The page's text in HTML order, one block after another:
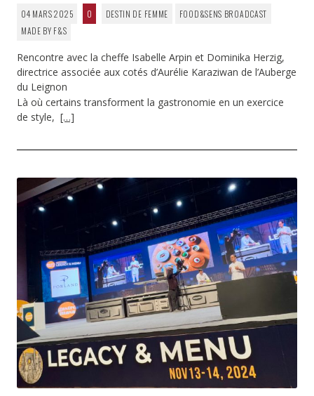
04 MARS 2025 0 DESTIN DE FEMME
FOOD&SENS BROADCAST
MADE BY F&S
Rencontre avec la cheffe Isabelle Arpin et Dominika Herzig,
directrice associée aux cotés d’Aurélie Karaziwan de l’Auberge
du Leignon
Là où certains transforment la gastronomie en un exercice
de style, […]